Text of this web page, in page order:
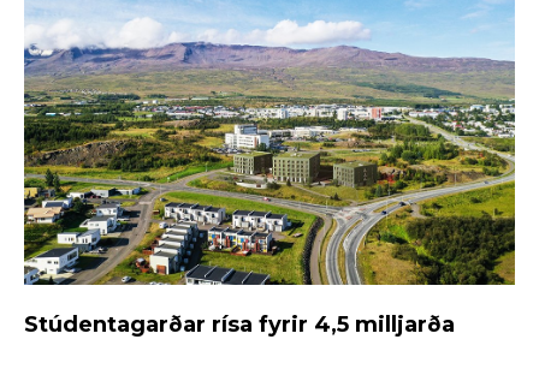
Stúdentagarðar rísa fyrir 4,5 milljarða